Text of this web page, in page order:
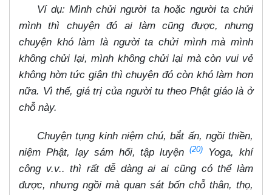
Ví dụ: Mình chửi người ta hoặc người ta chửi
mình thì chuyện đó ai làm cũng được, nhưng
chuyện khó làm là người ta chửi mình mà mình
không chửi lại, mình không chửi lại mà còn vui vẻ
không hờn tức giận thì chuyện đó còn khó làm hơn
nữa. Vì thế, giá trị của người tu theo Phật giáo là ở
chỗ này.
Chuyện tụng kinh niệm chú, bắt ấn, ngồi thiền,
niệm Phật, lạy sám hối, tập luyện(20)
Yoga, khí
công v.v.. thì rất dễ dàng ai ai cũng có thể làm
được, nhưng ngồi mà quan sát bốn chỗ thân, thọ,